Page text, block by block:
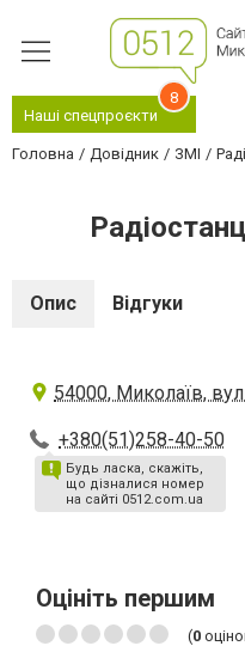
Наші спецпроєкти
8
Головна Довідник ЗМІ
Опис Відгуки
54000, Миколаїв,
+380(51)258-40-50
Будь ласка, скажіть,
що дізналися номер
на сайті 0512.com.ua
Оцініть першим
(0